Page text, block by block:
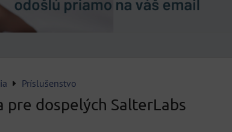
Príslušenstvo
pre dospelých SalterLabs